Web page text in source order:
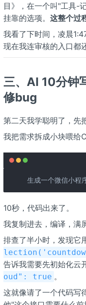
目》，在一个叫"工具-
挂靠的选项。 这整个过
我看了下时间，凌晨
现在我连审核的入口都
三、AI 10分钟
修bug
第二天我学聪明了，先
我把需求拆成小块喂给
生成一个微信小程
10秒，代码出来了。
我复制进去，编译，满
排查了半小时，发现它
告诉我需要先初始化云
oud": true 。
这就像请了一个代码写